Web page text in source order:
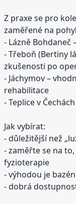
Z praxe se pro
zaměřené na
- Lázně
- Třeboň (Bertiny
zkušenosti po
- Jáchymov –
rehabilitace
- Teplice v
Jak vybírat:
- důležitější než
- zaměřte se na
fyzioterapie
- výhodou je
- dobrá